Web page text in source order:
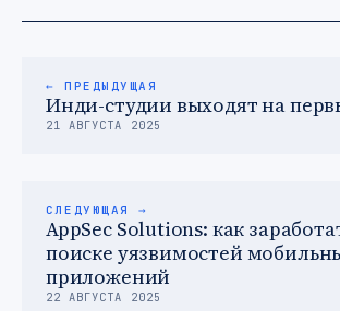
← ПРЕДЫДУЩАЯ
Инди-студии выходят на
21 АВГУСТА 2025
СЛЕДУЮЩАЯ →
AppSec Solutions: как
поиске уязвимостей
приложений
22 АВГУСТА 2025